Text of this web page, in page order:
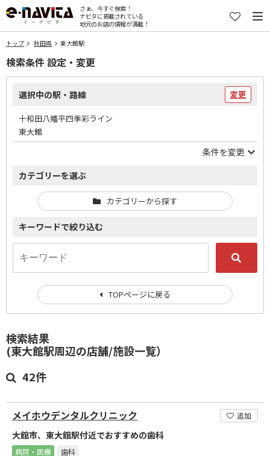
さぁ、今すぐ検索！
ナビタに掲載されている
地元のお店の情報が満載！
トップ 秋田県 東大館駅
検索結果
(東大館駅周辺の店舗/施設一覧）
42件
メイホウデンタルクリニック 追加
大館市、東大館駅付近でおすすめの歯科
病院・医療 歯科
検索条件 設定・変更
選択中の駅・路線 変更
十和田八幡平四季彩ライン
東大館
条件を変更
カテゴリーを選ぶ
カテゴリーから探す
キーワードで絞り込む
TOPページに戻る